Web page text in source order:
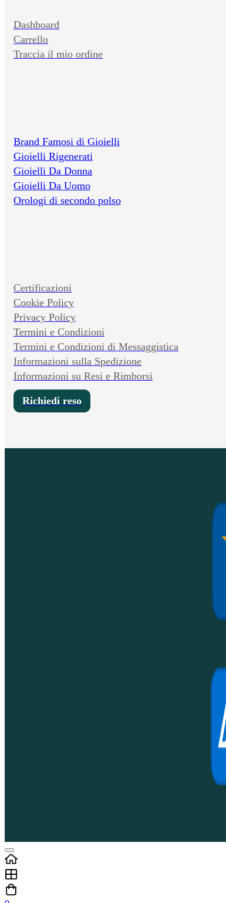
Dashboard
Carrello
Traccia il mio ordine
Brand Famosi di Gioielli
Gioielli Rigenerati
Gioielli Da Donna
Gioielli Da Uomo
Orologi di secondo polso
Certificazioni
Cookie Policy
Privacy Policy
Termini e Condizioni
Termini e Condizioni di Messaggistica
Informazioni sulla Spedizione
Informazioni su Resi e Rimborsi
Richiedi reso